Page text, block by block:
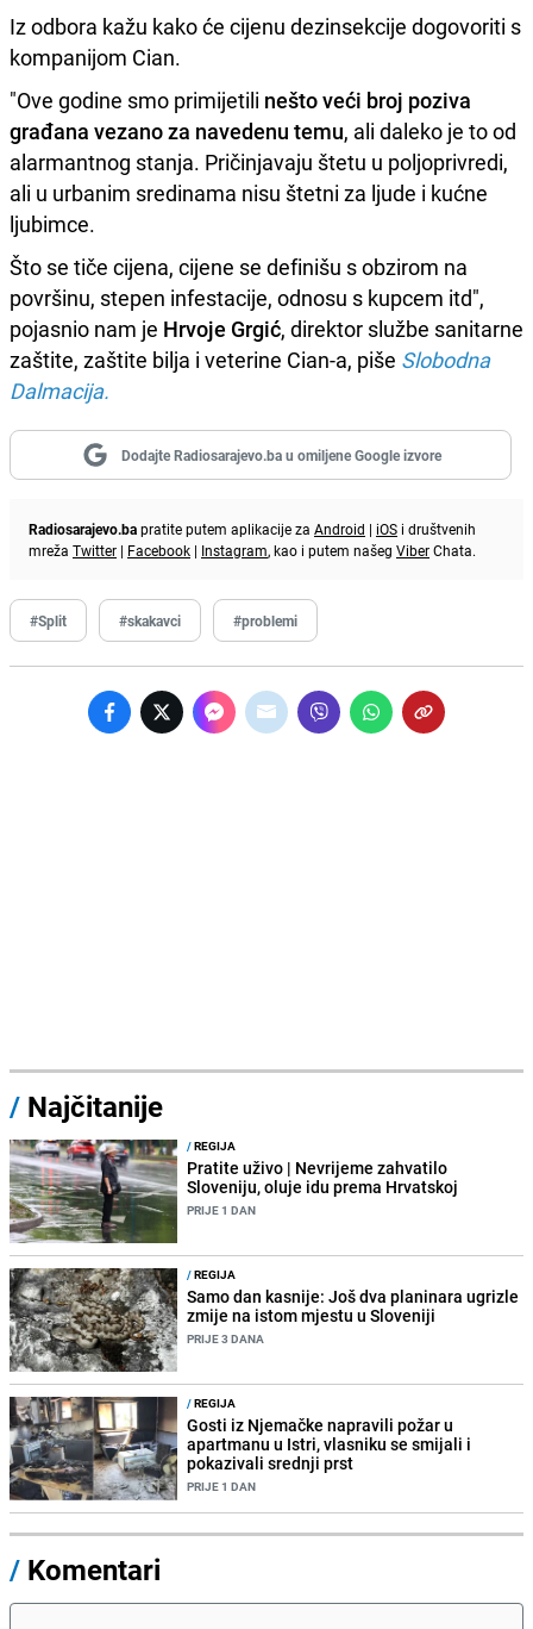
Iz odbora kažu kako će cijenu dezinsekcije dogovoriti s
kompanijom Cian.
"Ove godine smo primijetili nešto veći broj poziva
građana vezano za navedenu temu, ali daleko je to od
alarmantnog stanja. Pričinjavaju štetu u poljoprivredi,
ali u urbanim sredinama nisu štetni za ljude i kućne
ljubimce.
Što se tiče cijena, cijene se definišu s obzirom na
površinu, stepen infestacije, odnosu s kupcem itd",
pojasnio nam je Hrvoje Grgić, direktor službe sanitarne
zaštite, zaštite bilja i veterine Cian-a, piše Slobodna
Dalmacija.
Dodajte Radiosarajevo.ba u omiljene Google izvore
Radiosarajevo.bapratite putem aplikacije za Android | iOS i društvenih
mreža Twitter | Facebook | Instagram, kao i putem našeg ViberChata.
#Split #skakavci #problemi
/ Najčitanije
/REGIJA
Pratite uživo | Nevrijeme zahvatilo
Sloveniju, oluje idu prema Hrvatskoj
PRIJE 1 DAN
/REGIJA
Samo dan kasnije: Još dva planinara ugrizle
zmije na istom mjestu u Sloveniji
PRIJE 3 DANA
/REGIJA
Gosti iz Njemačke napravili požar u
apartmanu u Istri, vlasniku se smijali i
pokazivali srednji prst
PRIJE 1 DAN
/ Komentari